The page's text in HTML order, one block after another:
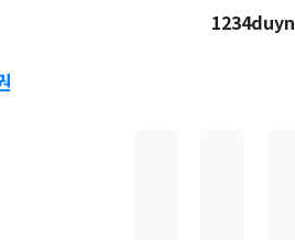
1234duyn